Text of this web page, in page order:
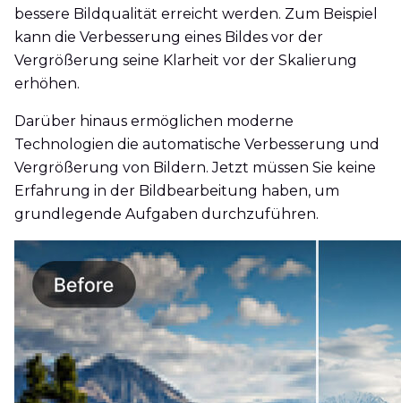
bessere Bildqualität erreicht werden. Zum Beispiel
kann die Verbesserung eines Bildes vor der
Vergrößerung seine Klarheit vor der Skalierung
erhöhen.
Darüber hinaus ermöglichen moderne
Technologien die automatische Verbesserung und
Vergrößerung von Bildern. Jetzt müssen Sie keine
Erfahrung in der Bildbearbeitung haben, um
grundlegende Aufgaben durchzuführen.